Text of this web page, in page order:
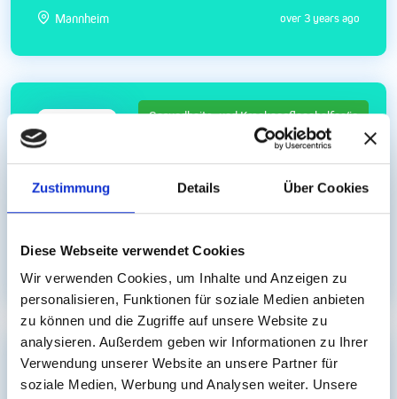
Zustimmung Details Über Cookies
Diese Webseite verwendet Cookies
Wir verwenden Cookies, um Inhalte und Anzeigen zu
personalisieren, Funktionen für soziale Medien anbieten
zu können und die Zugriffe auf unsere Website zu
analysieren. Außerdem geben wir Informationen zu Ihrer
Verwendung unserer Website an unsere Partner für
soziale Medien, Werbung und Analysen weiter. Unsere
Mannheim over 3 years ago
Gesundheits- und Krankenpflegehelfer/in
Gesundheits- und Krankenpfleger/in